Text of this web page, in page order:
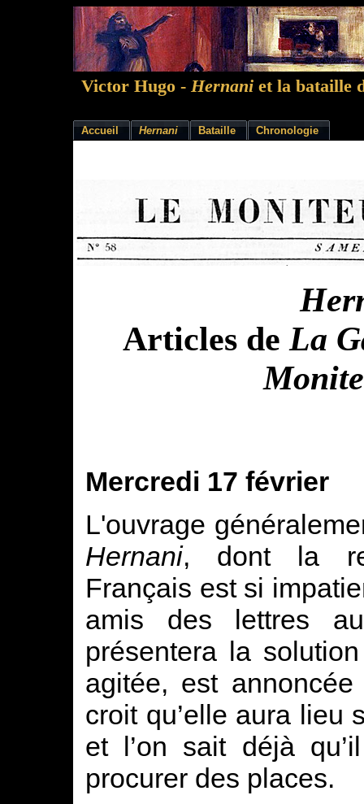
Victor Hugo - Hernani et la bataille
Accueil Hernani Bataille Chronologie
Articles de La
Mercredi 17 février
L'ouvrage
Hernani, dont la
Français est si
amis des lettres
présentera la
agitée, est
croit qu’elle aura lieu
et l’on sait déjà
procurer des places.